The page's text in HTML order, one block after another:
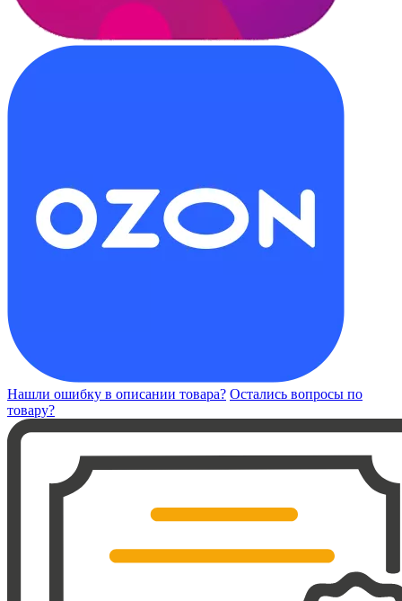
Нашли ошибку в описании товара? Остались вопросы по
товару?